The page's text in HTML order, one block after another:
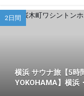
2日間
横浜 サウナ旅【5
YOKOHAMA】横